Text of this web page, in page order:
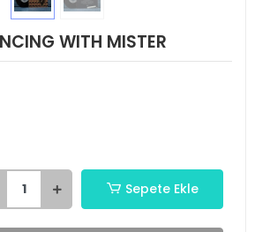
WITH MISTER
Sepete Ekle